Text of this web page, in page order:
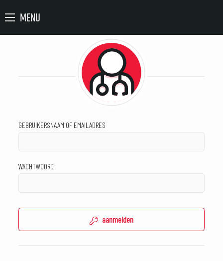
MENU
GEBRUIKERSNAAM OF EMAILADRES
WACHTWOORD
aanmelden